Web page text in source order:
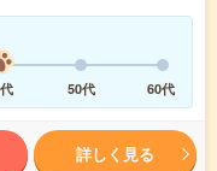
50代 60代
詳しく見る